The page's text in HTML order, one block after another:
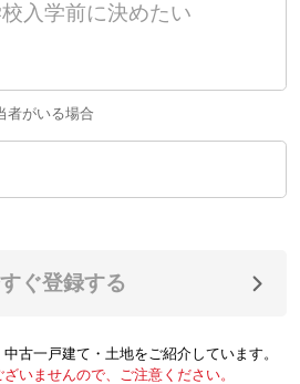
者がいる場合
ぐ登録する
古一戸建て・土地をご紹介しています。
いませんので、ご注意ください。